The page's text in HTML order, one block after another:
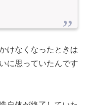
けなくなったときは
に思っていたんです